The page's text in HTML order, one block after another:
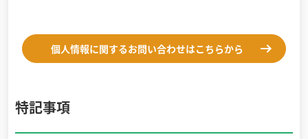
個人情報に関するお問い合わせはこちらから
特記事項